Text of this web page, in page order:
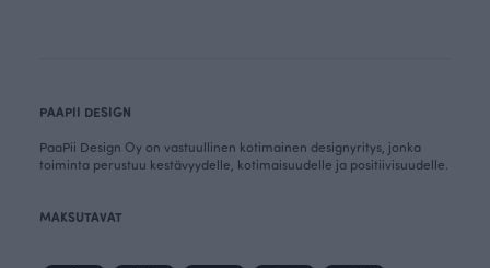
PAAPII DESIGN
PaaPii Design Oy on vastuullinen kotimainen designyritys, jonka
toiminta perustuu kestävyydelle, kotimaisuudelle ja positiivisuudelle.
MAKSUTAVAT